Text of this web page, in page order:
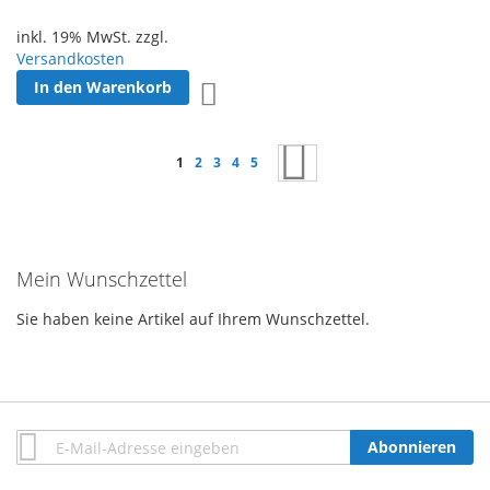
inkl. 19% MwSt. zzgl.
Versandkosten
In den Warenkorb
Seite
Sie lesen gerade Seite
1 Seite
2 Seite
3 Seite
4 Seite
5
Mein Wunschzettel
Sie haben keine Artikel auf Ihrem Wunschzettel.
Anmeldung
zum
Abonnieren